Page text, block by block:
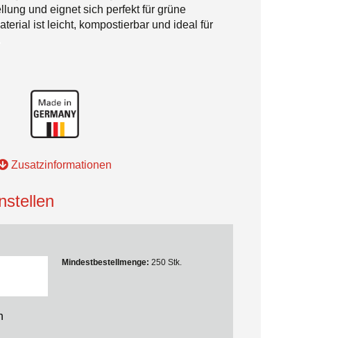
und eignet sich perfekt für grüne
ist leicht, kompostierbar und ideal für
Zusatzinformationen
Mindestbestellmenge: 250 Stk.